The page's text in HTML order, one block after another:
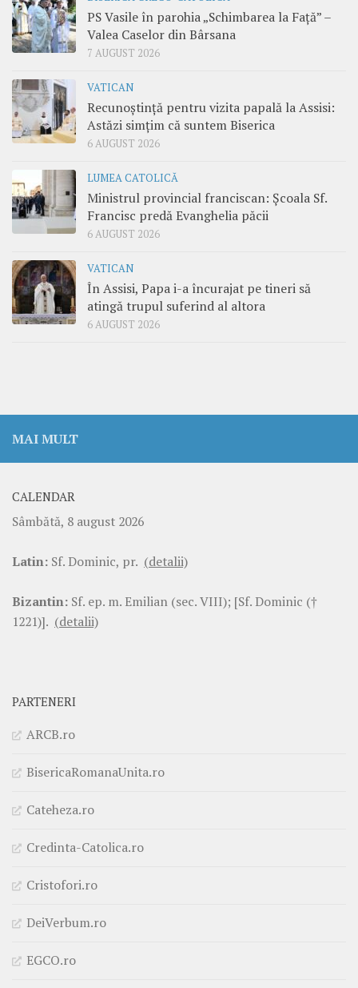
PS Vasile în parohia „Schimbarea la Față” –
Valea Caselor din Bârsana
7 AUGUST 2026
VATICAN
Recunoștință pentru vizita papală la Assisi:
Astăzi simțim că suntem Biserica
6 AUGUST 2026
LUMEA CATOLICĂ
Ministrul provincial franciscan: Școala Sf.
Francisc predă Evanghelia păcii
6 AUGUST 2026
VATICAN
În Assisi, Papa i-a încurajat pe tineri să
atingă trupul suferind al altora
6 AUGUST 2026
MAI MULT
CALENDAR
Sâmbătă, 8 august 2026
Latin: Sf. Dominic, pr. (detalii)
Bizantin: Sf. ep. m. Emilian (sec. VIII); [Sf. Dominic (†
1221)]. (detalii)
PARTENERI
ARCB.ro
BisericaRomanaUnita.ro
Cateheza.ro
Credinta-Catolica.ro
Cristofori.ro
DeiVerbum.ro
EGCO.ro